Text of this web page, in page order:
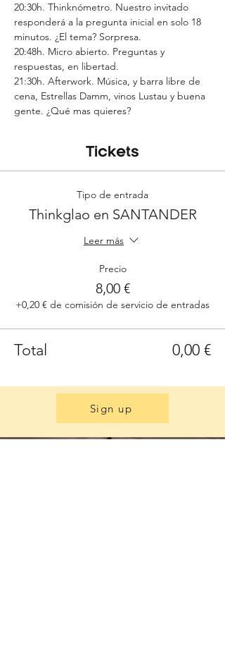
20:30h. Thinknómetro. Nuestro invitado
responderá a la pregunta inicial en solo 18
minutos. ¿El tema? Sorpresa.
20:48h. Micro abierto. Preguntas y
respuestas, en libertad.
21:30h. Afterwork. Música, y barra libre de
cena, Estrellas Damm, vinos Lustau y buena
gente. ¿Qué mas quieres?
Tickets
Tipo de entrada
Thinkglao en SANTANDER
Leer más
Precio
8,00 €
+0,20 € de comisión de servicio de entradas
Total 0,00 €
Sign up